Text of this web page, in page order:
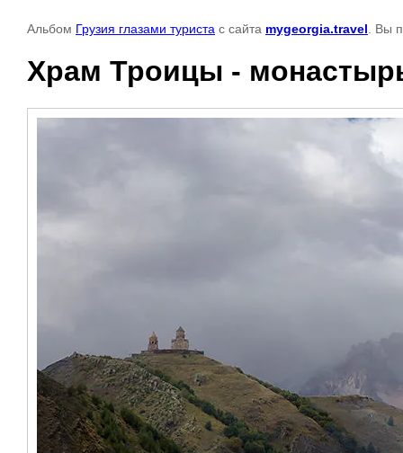
Альбом Грузия глазами туриста с сайта mygeorgia.travel . Вы
Храм Троицы -